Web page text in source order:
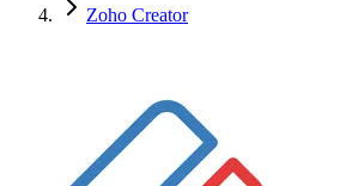
Zoho Creator